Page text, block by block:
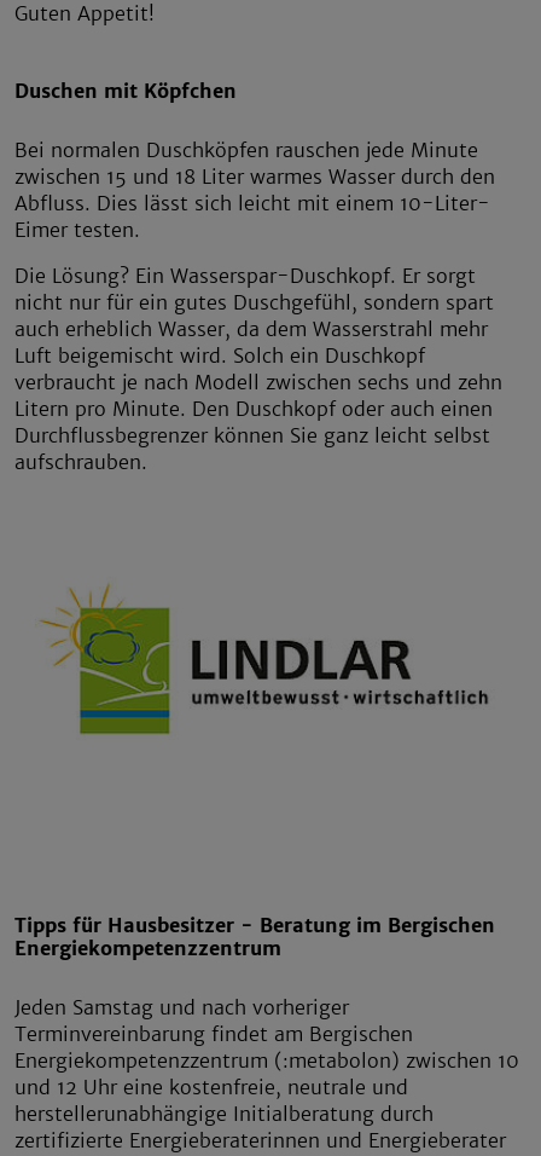
Guten Appetit!
Duschen mit Köpfchen
Bei normalen Duschköpfen rauschen jede Minute
zwischen 15 und 18 Liter warmes Wasser durch den
Abfluss. Dies lässt sich leicht mit einem 10-Liter-
Eimer testen.
Die Lösung? Ein Wasserspar-Duschkopf. Er sorgt
nicht nur für ein gutes Duschgefühl, sondern spart
auch erheblich Wasser, da dem Wasserstrahl mehr
Luft beigemischt wird. Solch ein Duschkopf
verbraucht je nach Modell zwischen sechs und zehn
Litern pro Minute. Den Duschkopf oder auch einen
Durchflussbegrenzer können Sie ganz leicht selbst
aufschrauben.
Tipps für Hausbesitzer - Beratung im Bergischen
Energiekompetenzzentrum
Jeden Samstag und nach vorheriger
Terminvereinbarung findet am Bergischen
Energiekompetenzzentrum (:metabolon) zwischen 10
und 12 Uhr eine kostenfreie, neutrale und
herstellerunabhängige Initialberatung durch
zertifizierte Energieberaterinnen und Energieberater